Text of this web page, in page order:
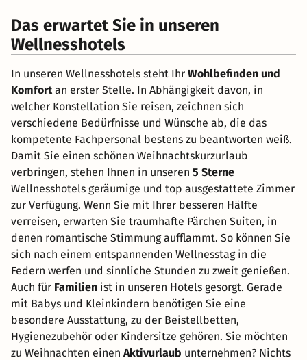
Das erwartet Sie in unseren
Wellnesshotels
In unseren Wellnesshotels steht Ihr Wohlbefinden und
Komfort an erster Stelle. In Abhängigkeit davon, in
welcher Konstellation Sie reisen, zeichnen sich
verschiedene Bedürfnisse und Wünsche ab, die das
kompetente Fachpersonal bestens zu beantworten weiß.
Damit Sie einen schönen Weihnachtskurzurlaub
verbringen, stehen Ihnen in unseren 5 Sterne
Wellnesshotels geräumige und top ausgestattete Zimmer
zur Verfügung. Wenn Sie mit Ihrer besseren Hälfte
verreisen, erwarten Sie traumhafte Pärchen Suiten, in
denen romantische Stimmung aufflammt. So können Sie
sich nach einem entspannenden Wellnesstag in die
Federn werfen und sinnliche Stunden zu zweit genießen.
Auch für Familien ist in unseren Hotels gesorgt. Gerade
mit Babys und Kleinkindern benötigen Sie eine
besondere Ausstattung, zu der Beistellbetten,
Hygienezubehör oder Kindersitze gehören. Sie möchten
zu Weihnachten einen Aktivurlaub unternehmen? Nichts